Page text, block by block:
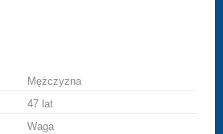
Mężczyzna
47 lat
Waga